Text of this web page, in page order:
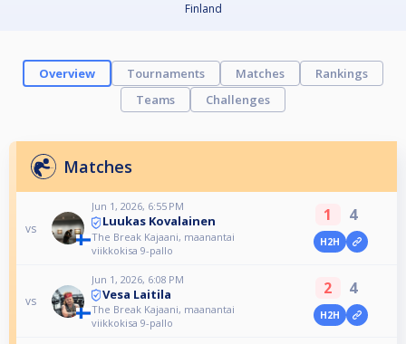
Finland
Overview Tournaments Matches
Rankings
Teams
Challenges
Matches
vs
Jun 1, 2026, 6:55 PM
Luukas Kovalainen
The Break Kajaani, maanantai
viikkokisa 9-pallo
1 4
H2H
vs
Jun 1, 2026, 6:08 PM
Vesa Laitila
The Break Kajaani, maanantai
viikkokisa 9-pallo
2 4
H2H